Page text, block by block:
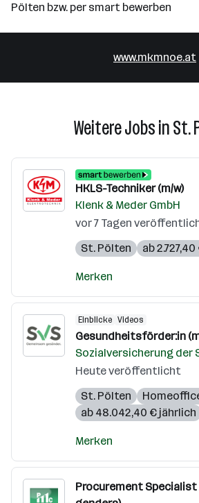
Pölten bzw. per smart bewerben
www.mkmnoe.at
Weitere Jobs in St.
HKLS-Techniker (m/w)
Klenk & Meder GmbH
vor 7 Tagen
St. Pölten
ab
Merken
Einblicke Videos
Gesundheitsförder:in
Sozialversicherung der
Heute veröffentlicht
St. Pölten
ab 48.042,40 € jährlich
Merken
Procurement